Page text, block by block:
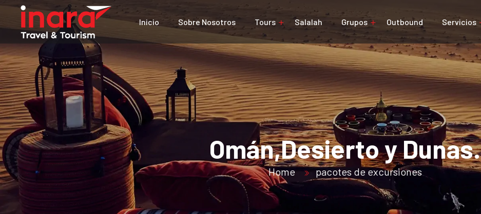
Inicio Sobre Nosotros Tours Salalah Grupos Outbound Servicios
Omán,Desierto y Dunas.
Home pacotes de excursiones